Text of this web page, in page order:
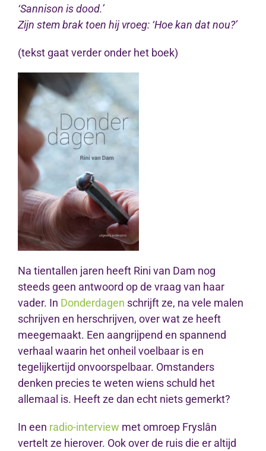
‘Sannison is dood.’
Zijn stem brak toen hij vroeg: ‘Hoe kan dat nou?’
(tekst gaat verder onder het boek)
Na tientallen jaren heeft Rini van Dam nog
steeds geen antwoord op de vraag van haar
vader. In Donderdagen schrijft ze, na vele malen
schrijven en herschrijven, over wat ze heeft
meegemaakt. Een aangrijpend en spannend
verhaal waarin het onheil voelbaar is en
tegelijkertijd onvoorspelbaar. Omstanders
denken precies te weten wiens schuld het
allemaal is. Heeft ze dan echt niets gemerkt?
In een radio-interview met omroep Fryslân
vertelt ze hierover. Ook over de ruis die er altijd